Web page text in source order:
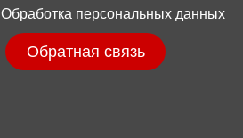
Обработка персональных данных
Обратная связь